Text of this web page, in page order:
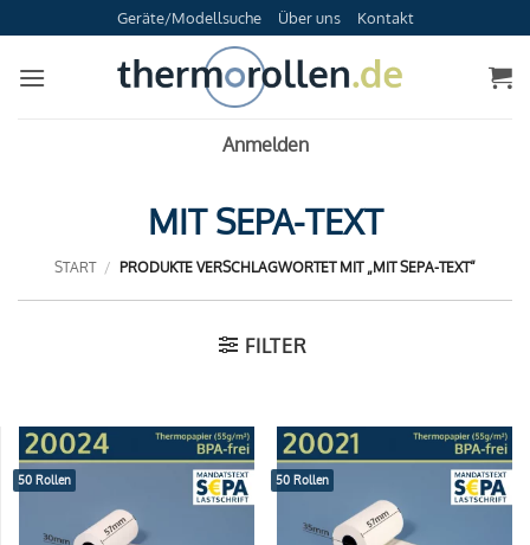
Inhalt
springen
Geräte/Modellsuche Über uns Kontakt
Anmelden
MIT SEPA-TEXT
START / PRODUKTE VERSCHLAGWORTET MIT „MIT SEPA-TEXT“
FILTER
50 Rollen 50 Rollen